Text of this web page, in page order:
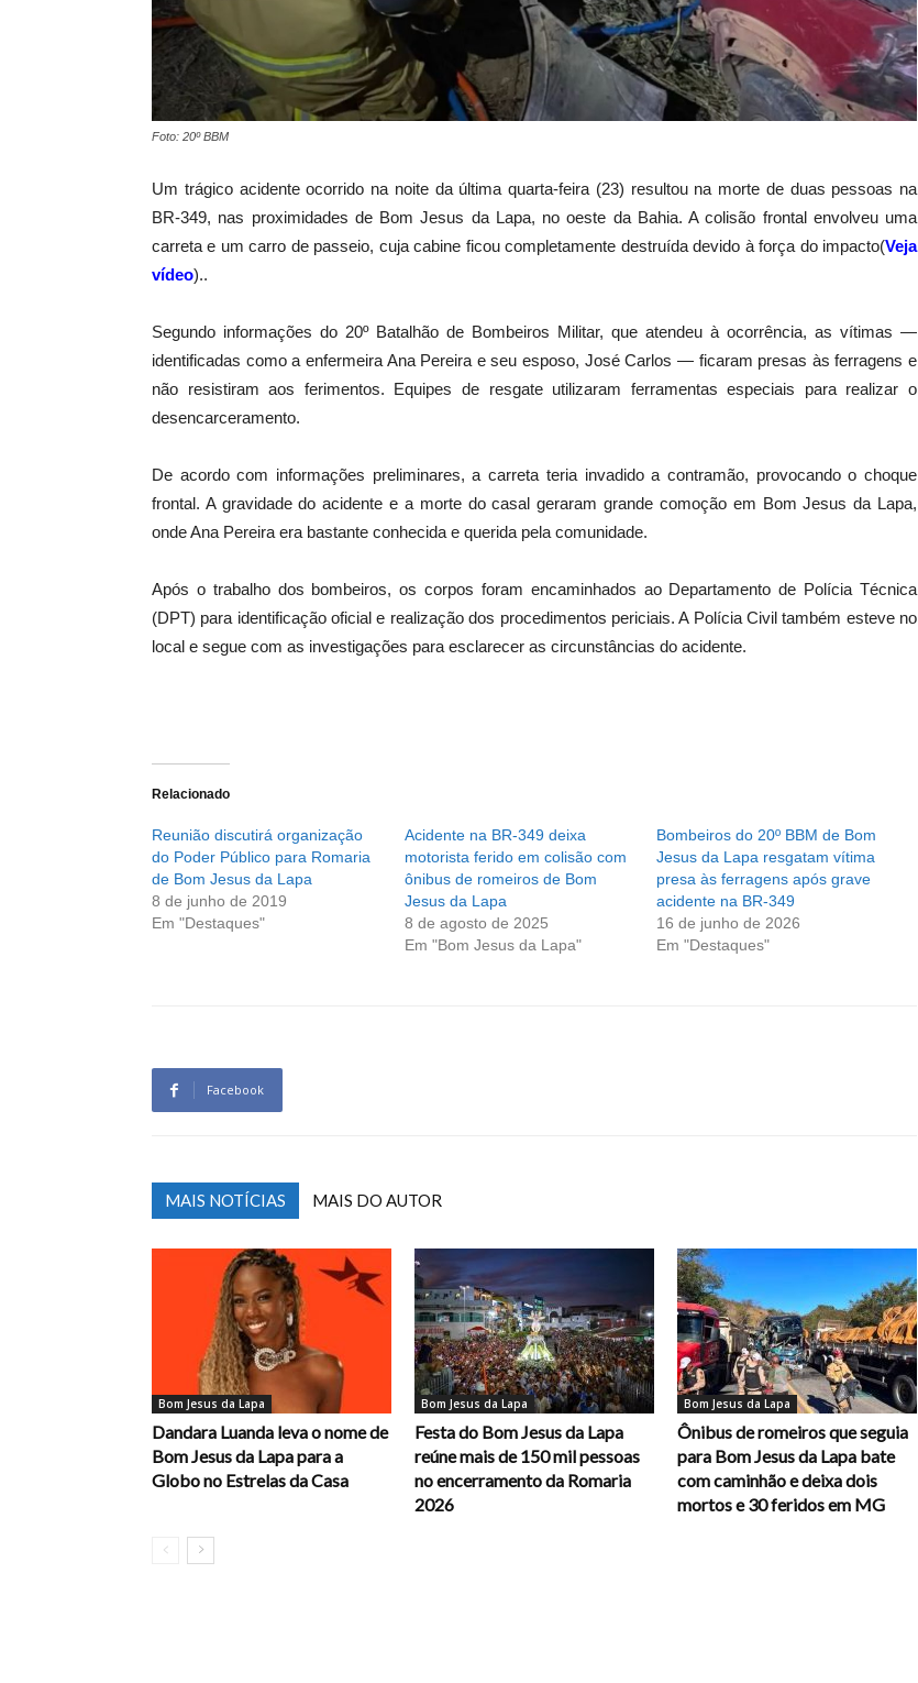
Foto: 20º BBM
Um trágico acidente ocorrido na noite da última quarta-feira (23) resultou na morte de duas pessoas na
BR-349, nas proximidades de Bom Jesus da Lapa, no oeste da Bahia. A colisão frontal envolveu uma
carreta e um carro de passeio, cuja cabine ficou completamente destruída devido à força do impacto(Veja
vídeo)..
Segundo informações do 20º Batalhão de Bombeiros Militar, que atendeu à ocorrência, as vítimas —
identificadas como a enfermeira Ana Pereira e seu esposo, José Carlos — ficaram presas às ferragens e
não resistiram aos ferimentos. Equipes de resgate utilizaram ferramentas especiais para realizar o
desencarceramento.
De acordo com informações preliminares, a carreta teria invadido a contramão, provocando o choque
frontal. A gravidade do acidente e a morte do casal geraram grande comoção em Bom Jesus da Lapa,
onde Ana Pereira era bastante conhecida e querida pela comunidade.
Após o trabalho dos bombeiros, os corpos foram encaminhados ao Departamento de Polícia Técnica
(DPT) para identificação oficial e realização dos procedimentos periciais. A Polícia Civil também esteve no
local e segue com as investigações para esclarecer as circunstâncias do acidente.
Relacionado
Reunião discutirá organização
do Poder Público para Romaria
de Bom Jesus da Lapa
8 de junho de 2019
Em "Destaques"
Acidente na BR-349 deixa
motorista ferido em colisão com
ônibus de romeiros de Bom
Jesus da Lapa
8 de agosto de 2025
Em "Bom Jesus da Lapa"
Bombeiros do 20º BBM de Bom
Jesus da Lapa resgatam vítima
presa às ferragens após grave
acidente na BR-349
16 de junho de 2026
Em "Destaques"
Facebook
MAIS NOTÍCIAS MAIS DO AUTOR
Bom Jesus da Lapa
Dandara Luanda leva o nome de
Bom Jesus da Lapa para a
Globo no Estrelas da Casa
Bom Jesus da Lapa
Festa do Bom Jesus da Lapa
reúne mais de 150 mil pessoas
no encerramento da Romaria
2026
Bom Jesus da Lapa
Ônibus de romeiros que seguia
para Bom Jesus da Lapa bate
com caminhão e deixa dois
mortos e 30 feridos em MG